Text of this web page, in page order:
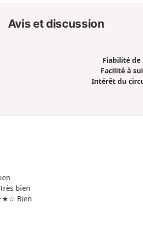
Avis et discussion
Fiabilité
Facilité à
Intérêt du
bien
Bien